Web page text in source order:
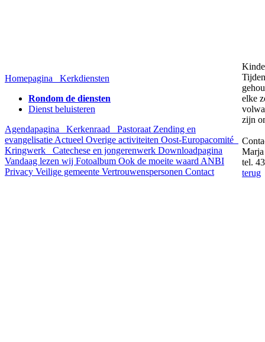
Homepagina
Kerkdiensten
Rondom de diensten
Dienst beluisteren
Agendapagina
Kerkenraad Pastoraat Zending en
evangelisatie Actueel Overige activiteiten Oost-Europacomité
Kringwerk
Catechese en jongerenwerk Downloadpagina
Vandaag lezen wij Fotoalbum Ook de moeite waard ANBI
Privacy Veilige gemeente Vertrouwenspersonen Contact
elke
zijn
tel.
terug